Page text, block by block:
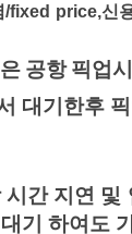
/fixed price,신
공항 픽업시
대기한후
시간 지연 및
기 하여도